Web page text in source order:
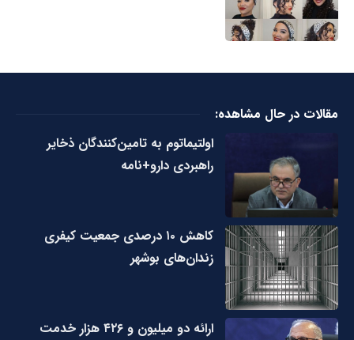
مقالات در حال مشاهده:
اولتیماتوم به تامین‌کنندگان ذخایر
راهبردی دارو+نامه
کاهش ۱۰ درصدی جمعیت کیفری
زندان‌های بوشهر
ارائه دو میلیون و ۴۲۶ هزار خدمت